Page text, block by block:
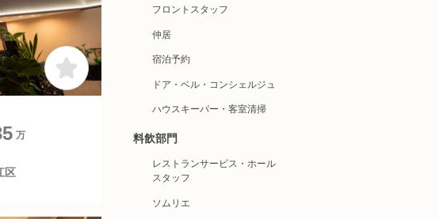
区
フロントスタッフ
仲居
宿泊予約
ドア・ベル・コンシェルジュ
ハウスキーパー・客室清掃
料飲部門
レストランサービス・ホール
スタッフ
ソムリエ